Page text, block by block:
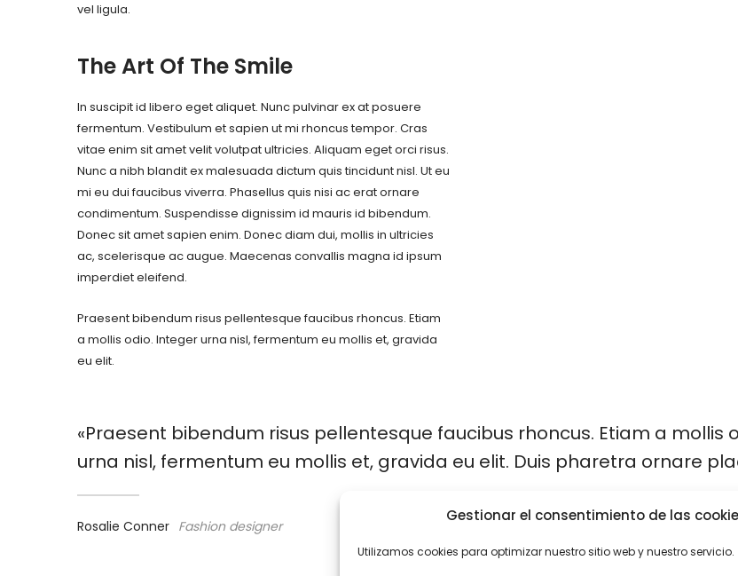
Gestionar el consentimiento de las
Utilizamos cookies para optimizar nuestro sitio web y nuestro servicio.
vel ligula.
The Art Of The Smile
In suscipit id libero eget aliquet. Nunc pulvinar ex at posuere
fermentum. Vestibulum et sapien ut mi rhoncus tempor. Cras
vitae enim sit amet velit volutpat ultricies. Aliquam eget orci risus.
Nunc a nibh blandit ex malesuada dictum quis tincidunt nisl. Ut eu
mi eu dui faucibus viverra. Phasellus quis nisi ac erat ornare
condimentum. Suspendisse dignissim id mauris id bibendum.
Donec sit amet sapien enim. Donec diam dui, mollis in ultricies
ac, scelerisque ac augue. Maecenas convallis magna id ipsum
imperdiet eleifend.
Praesent bibendum risus pellentesque faucibus rhoncus. Etiam
a mollis odio. Integer urna nisl, fermentum eu mollis et, gravida
eu elit.
«Praesent bibendum risus pellentesque faucibus rhoncus. Etiam a mollis
urna nisl, fermentum eu mollis et, gravida eu elit. Duis pharetra ornare
Rosalie Conner Fashion designer